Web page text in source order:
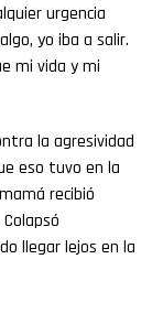
urgencia
yo iba a salir.
mi vida y mi
la agresividad
eso tuvo en la
recibió
llegar lejos en la